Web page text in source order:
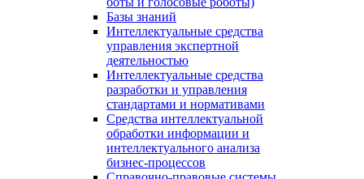
Базы знаний
Интеллектуальные средства
управления экспертной
деятельностью
Интеллектуальные средства
разработки и управления
стандартами и нормативами
Средства интеллектуальной
обработки информации и
интеллектуального анализа
бизнес-процессов